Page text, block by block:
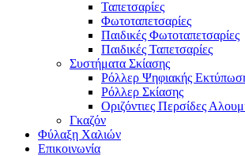
Ταπετσαρίες
Φωτοταπετσαρίες
Παιδικές Φωτοταπετσαρίες
Παιδικές Ταπετσαρίες
Συστήματα Σκίασης
Ρόλλερ Ψηφιακής
Ρόλλερ Σκίασης
Οριζόντιες Περσίδες
Γκαζόν
Φύλαξη Χαλιών
Επικοινωνία